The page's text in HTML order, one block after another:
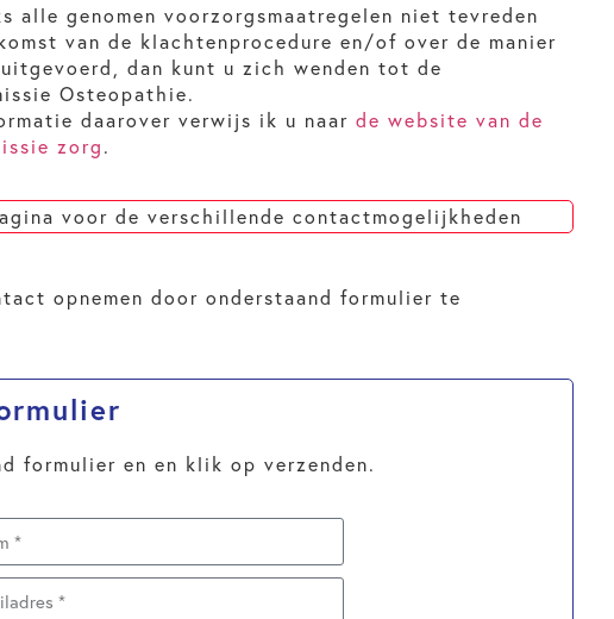
alle genomen voorzorgsmaatregelen niet tevreden
van de klachtenprocedure en/of over de manier
dan kunt u zich wenden tot de
Osteopathie.
daarover verwijs ik u naar de website van de
zorg.
voor de verschillende contactmogelijkheden
opnemen door onderstaand formulier te
formulier en en klik op verzenden.